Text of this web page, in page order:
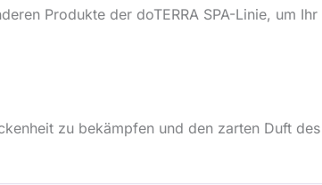
Produkte der doTERRA SPA-Linie, um
zu bekämpfen und den zarten Duft